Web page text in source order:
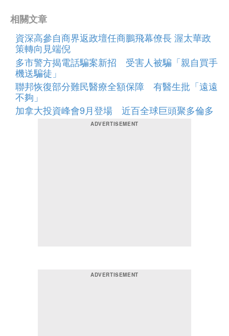
相關文章
資深高參自商界返政壇任商鵬飛幕僚長 渥太華政
策轉向見端倪
多市警方揭電話騙案新招 受害人被騙「親自買手
機送騙徒」
聯邦恢復部分難民醫療全額保障 有醫生批「遠遠
不夠」
加拿大投資峰會9月登場 近百全球巨頭聚多倫多